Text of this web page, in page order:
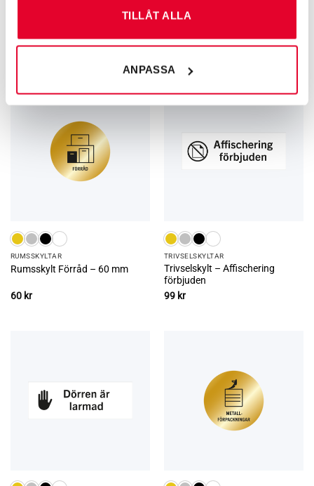
TILLÅT ALLA
ANPASSA
60kr
Källsortering Färgpatroner – 60
60kr
RUMS­SKYLTAR
Rumsskylt Förråd – 60 mm
60 kr
TRIVSEL­SKYLTAR
Trivselskylt – Affischering
förbjuden
99 kr